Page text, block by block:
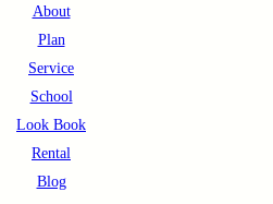
About
Plan
Service
School
Look Book
Rental
Blog